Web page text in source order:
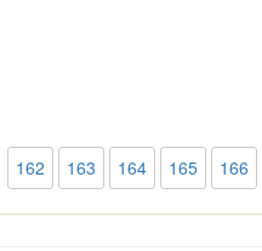
162 163 164 165 166